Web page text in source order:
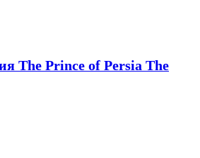
The Prince of Persia The